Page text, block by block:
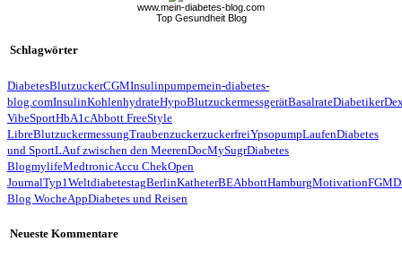
www.mein-diabetes-blog.com
Top Gesundheit Blog
Schlagwörter
DiabetesBlutzuckerCGMInsulinpumpemein-diabetes-
blog.comInsulinKohlenhydrateHypoBlutzuckermessgerätBasalrateDiabetiker
VibeSportHbA1cAbbott FreeStyle
LibreBlutzuckermessungTraubenzuckerzuckerfreiYpsopumpLaufenDiabetes
und SportLAuf zwischen den MeerenDocMySugrDiabetes
BlogmylifeMedtronicAccu ChekOpen
JournalTyp1WeltdiabetestagBerlinKatheterBEAbbottHamburgMotivationFGM
Blog WocheAppDiabetes und Reisen
Neueste Kommentare